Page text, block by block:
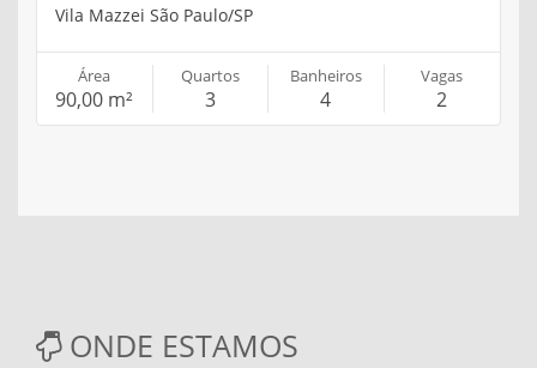
Vila Mazzei São Paulo/SP
Área
90,00 m²
Quartos
3
Banheiros
4
Vagas
2
ONDE ESTAMOS